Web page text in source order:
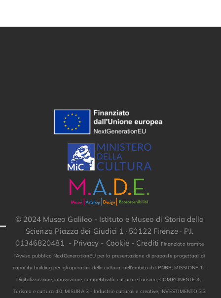
© 2024 Museo Galileo - Istituto e Museo di Storia della
Scienza Piazza dei Giudici 1 · 50122 Firenze · P.I.
01346820481 - Privacy - Cookie - Crediti Finanziato tramite
l’Avviso pubblico NextGenerationEU per la presentazione di proposte progettuali di
capacity building per gli operatori della cultura, nell’ambito del PNRR, MISSIONE 1 -
Digitalizzazione, innovazione, competitività, cultura e turismo, COMPONENTE 3 -
Turismo e cultura 4.0, MISURA 3 - Industrie culturali e creative, INVESTIMENTO 3.3